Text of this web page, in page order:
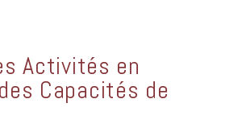
Activités en
Capacités de